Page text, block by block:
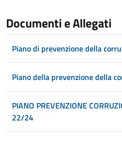
Documenti e Allegati
Piano di prevenzione della
Piano della prevenzione della
PIANO PREVENZIONE
22/24